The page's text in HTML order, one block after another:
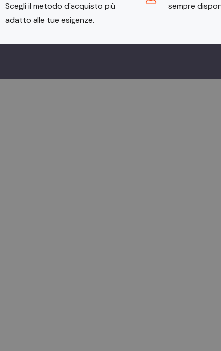
Scegli il metodo d'acquisto più
adatto alle tue esigenze.
sempre